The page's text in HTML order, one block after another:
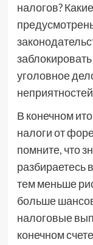
налогов?
уголовное
В конечном
налоги от
помните, что
разбираетесь
тем меньше
больше
налоговые
конечном